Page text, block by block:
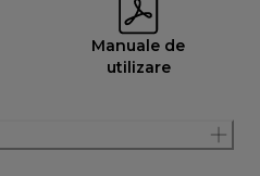
Manuale de
utilizare